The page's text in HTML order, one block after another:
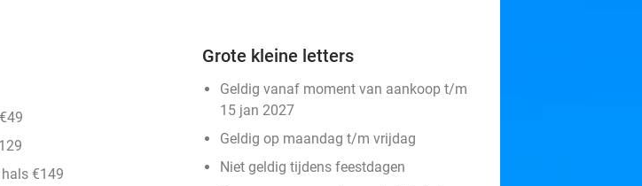
€149
Grote kleine letters
Geldig vanaf moment van aankoop t/m
15 jan 2027
Geldig op maandag t/m vrijdag
Niet geldig tijdens feestdagen